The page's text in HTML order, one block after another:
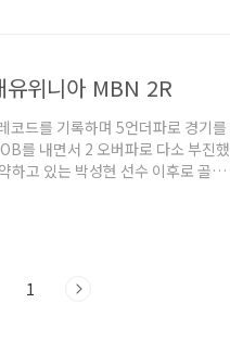
유위니아 MBN 2R
코드를 기록하며 5언더파로 경기를
를 내면서 2 오버파로 다소 부진했
하고 있는 박성현 선수 이후로 골프
로 넘어갔습니다. 하지만 아쉽게
1